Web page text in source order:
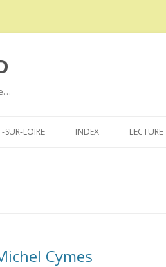
au
LOIRE INDEX LECTURE
Cymes